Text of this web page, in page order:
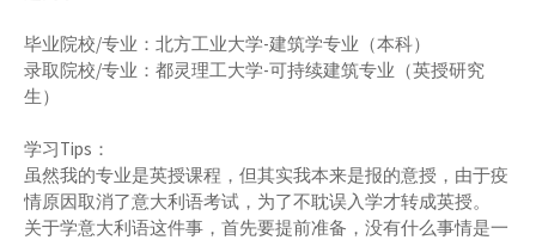
毕业院校/专业：北方工业大学-建筑学专业（本科）
录取院校/专业：都灵理工大学-可持续建筑专业（英授研究
生）
学习Tips：
虽然我的专业是英授课程，但其实我本来是报的意授，由于疫
情原因取消了意大利语考试，为了不耽误入学才转成英授。
关于学意大利语这件事，首先要提前准备，没有什么事情是一